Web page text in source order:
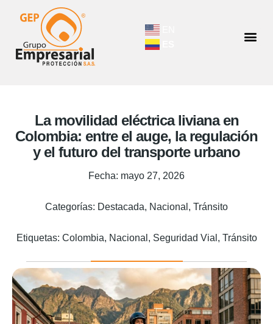
La movilidad eléctrica liviana en
Colombia: entre el auge, la regulación
y el futuro del transporte urbano
Fecha: mayo 27, 2026
Categorías: Destacada, Nacional , Tránsito
Etiquetas: Colombia, Nacional , Seguridad Vial , Tránsito